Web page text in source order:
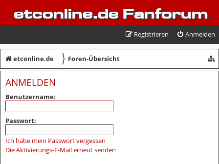
etconline.de Fanforum
Anmelden
Registrieren
etconline.de 〉 Foren-Übersicht
ANMELDEN
Benutzername:
Passwort:
Ich habe mein Passwort vergessen
Die Aktivierungs-E-Mail erneut senden